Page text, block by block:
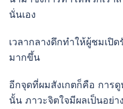
นั่นเอง
เวลากลางดึกทำให้ผู้ชมเ
มากขึ้น
อีกจุดที่ผมสังเกตก็คือ การ
นั้น ภาวะจิตใจมีผลเป็นอย่